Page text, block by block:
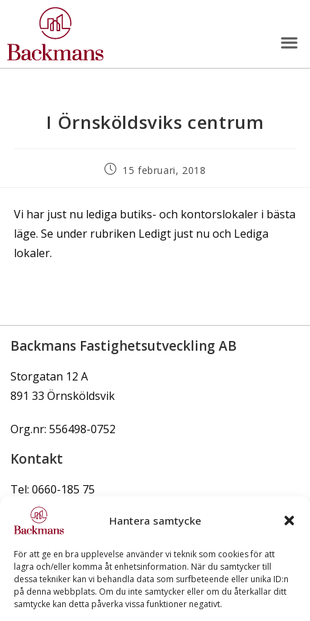
Hantera samtycke
För att ge en bra upplevelse använder vi teknik som cookies för att
lagra och/eller komma åt enhetsinformation. När du samtycker till
dessa tekniker kan vi behandla data som surfbeteende eller unika ID:n
på denna webbplats. Om du inte samtycker eller om du återkallar ditt
samtycke kan detta påverka vissa funktioner negativt.
I Örnsköldsviks centrum
15 februari, 2018
Vi har just nu lediga butiks- och kontorslokaler i bästa
läge. Se under rubriken Ledigt just nu och Lediga
lokaler.
Backmans Fastighetsutveckling AB
Storgatan 12 A
891 33 Örnsköldsvik
Org.nr: 556498-0752
Kontakt
Tel: 0660-185 75
info@backmans.se
Snabblänkar